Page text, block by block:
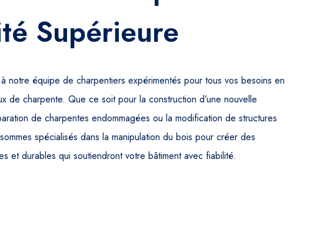
Supérieure
notre équipe de charpentiers expérimentés pour tous vos besoins en
de charpente. Que ce soit pour la construction d’une nouvelle
de charpentes endommagées ou la modification de structures
spécialisés dans la manipulation du bois pour créer des
et durables qui soutiendront votre bâtiment avec fiabilité.